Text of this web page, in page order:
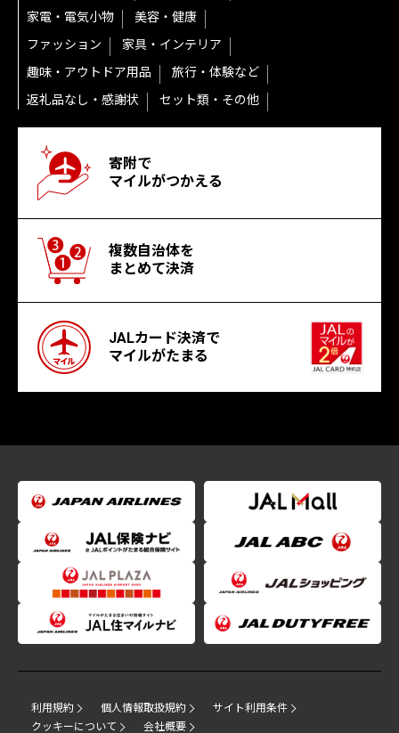
家電・電気小物
美容・健康
ファッション
家具・インテリア
趣味・アウトドア用品
旅行・体験など
返礼品なし・感謝状
セット類・その他
寄附で
マイルがつかえる
複数自治体を
まとめて決済
JALカード決済で
マイルがたまる
利用規約 個人情報取扱規約
サイト利用条件
クッキーについて
会社概要